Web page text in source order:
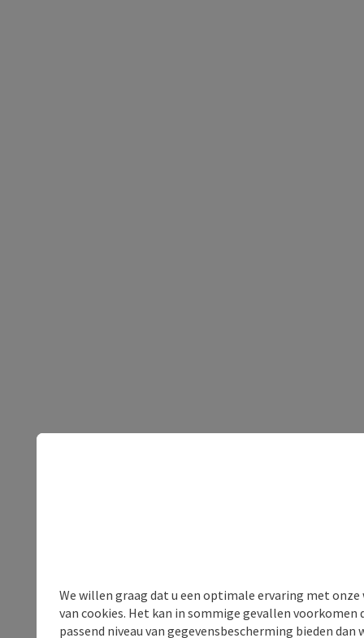
We willen graag dat u een optimale ervaring met
van cookies. Het kan in sommige gevallen voorkomen
passend niveau van gegevensbescherming bieden